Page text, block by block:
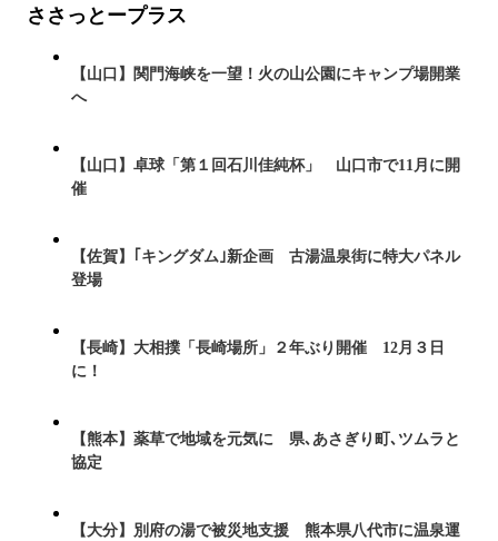
ささっとープラス
【山口】関門海峡を一望！火の山公園にキャンプ場開業
へ
【山口】卓球「第１回石川佳純杯」 山口市で11月に開
催
【佐賀】｢キングダム｣新企画 古湯温泉街に特大パネル
登場
【長崎】大相撲「長崎場所」２年ぶり開催 12月３日
に！
【熊本】薬草で地域を元気に 県､あさぎり町､ツムラと
協定
【大分】別府の湯で被災地支援 熊本県八代市に温泉運